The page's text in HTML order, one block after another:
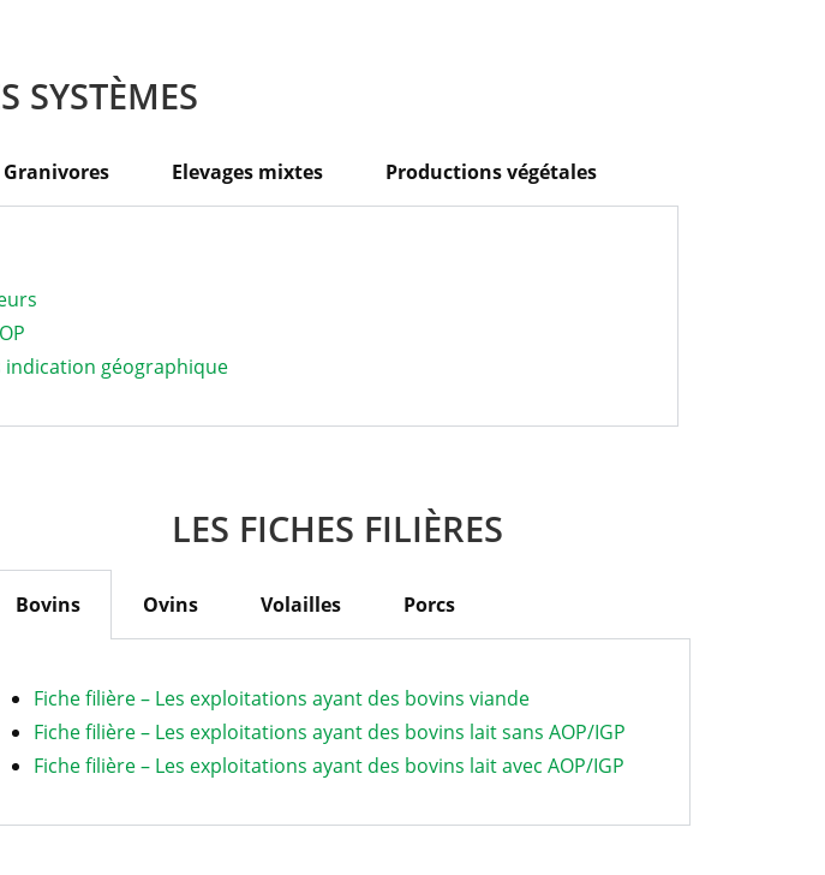
SYSTÈMES
Granivores Elevages mixtes Productions végétales
indication géographique
LES FICHES FILIÈRES
Bovins Ovins Volailles Porcs
Fiche filière – Les exploitations ayant des bovins viande
Fiche filière – Les exploitations ayant des bovins lait sans AOP/IGP
Fiche filière – Les exploitations ayant des bovins lait avec AOP/IGP